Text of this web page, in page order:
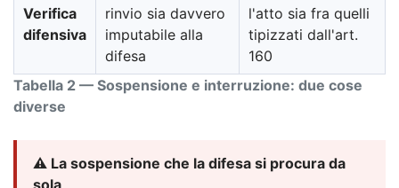
Tabella 2 — Sospensione e interruzione: due cose
diverse
Verifica
difensiva
rinvio sia davvero
imputabile alla
difesa
l'atto sia fra quelli
tipizzati dall'art.
160
⚠️ La sospensione che la difesa si procura da
sola